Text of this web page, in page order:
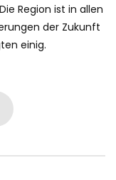
Region ist in allen
der Zukunft
einig.